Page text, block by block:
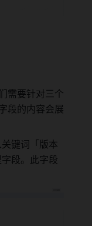
需要针对三个
段的内容会展
键词「版本
段。此字段